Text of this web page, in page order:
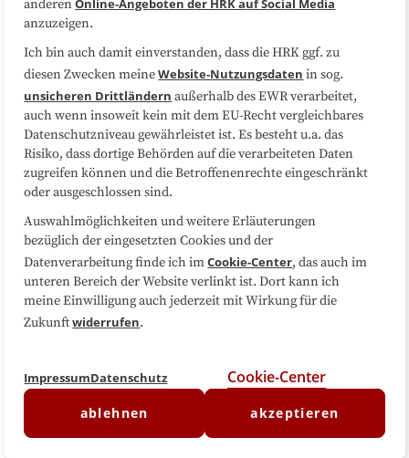
Sitemap
Folgen Sie uns
anderenOnline-Angeboten der HRK auf Social Media
anzuzeigen.
Ich bin auch damit einverstanden, dass die HRK ggf. zu
diesen Zwecken meineWebsite-Nutzungsdaten in sog.
unsicheren Drittländern außerhalb des EWR verarbeitet,
auch wenn insoweit kein mit dem EU-Recht vergleichbares
Datenschutzniveau gewährleistet ist. Es besteht u.a. das
Risiko, dass dortige Behörden auf die verarbeiteten Daten
zugreifen können und die Betroffenenrechte eingeschränkt
oder ausgeschlossen sind.
Auswahlmöglichkeiten und weitere Erläuterungen
bezüglich der eingesetzten Cookies und der
Datenverarbeitung finde ich imCookie-Center, das auch im
unteren Bereich der Website verlinkt ist. Dort kann ich
meine Einwilligung auch jederzeit mit Wirkung für die
Zukunftwiderrufen.
ImpressumDatenschutz Cookie-Center
ablehnen akzeptieren